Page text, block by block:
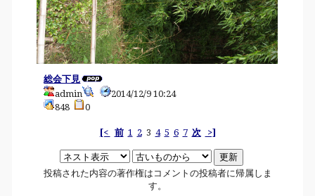
総会下見
admin
2014/12/9 10:24
848
0
[< 前 1 23 4 5 6 7 次 >]
投稿された内容の著作権はコメントの投稿者に帰属しま
す。